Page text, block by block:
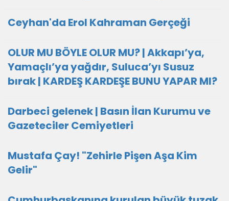
Ceyhan'da Erol Kahraman Gerçeği
OLUR MU BÖYLE OLUR MU? | Akkapı’ya,
Yamaçlı’ya yağdır, Suluca’yı Susuz
bırak | KARDEŞ KARDEŞE BUNU YAPAR MI?
Darbeci gelenek | Basın İlan Kurumu ve
Gazeteciler Cemiyetleri
Mustafa Çay! "Zehirle Pişen Aşa Kim
Gelir"